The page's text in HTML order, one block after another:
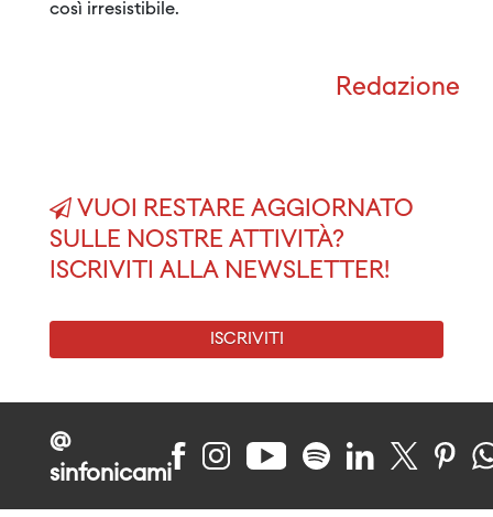
così irresistibile.
Redazione
VUOI RESTARE AGGIORNATO
SULLE NOSTRE ATTIVITÀ?
ISCRIVITI ALLA NEWSLETTER!
ISCRIVITI
@
sinfonicami